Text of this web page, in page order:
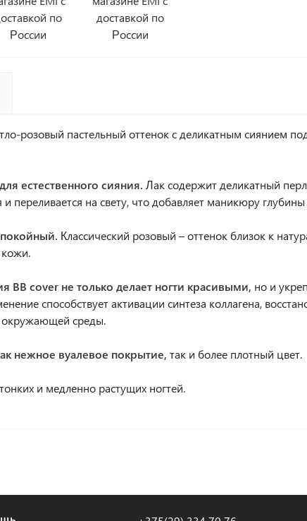
розовый пастельный оттенок с деликатным сиянием
естественного сияния. Лак содержит деликатный
переливается на свету, что добавляет маникюру
Классический розовый – оттенок близок к
BB cover не только делает ногти красивыми, но и
способствует активации синтеза коллагена,
окружающей среды.
нежное вуалевое покрытие, так и более плотный цвет.
тонких и медленно растущих ногтей.